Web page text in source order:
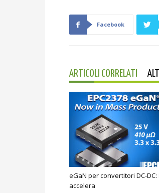
Facebook
ARTICOLI CORRELATI
eGaN per convertitori DC-DC:
accelera